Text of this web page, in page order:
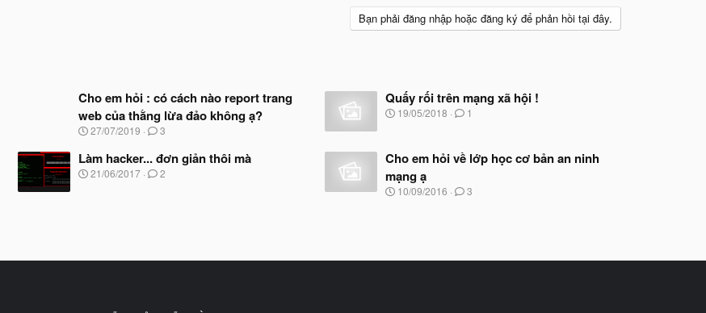
Bạn phải đăng nhập hoặc đăng ký để phản hồi tại đây.
Cho em hỏi : có cách nào report trang
web của thằng lừa đảo không ạ?
N
à
y
b
27/07/2019 3
Quấy rối trên mạng xã hội !
N
b
ắ
t
19/05/2018 1
Làm hacker... đơn giản thôi mà
N
đ
21/06/2017 2
Cho em hỏi về lớp học cơ bản an ninh
mạng ạ
N
10/09/2016 3